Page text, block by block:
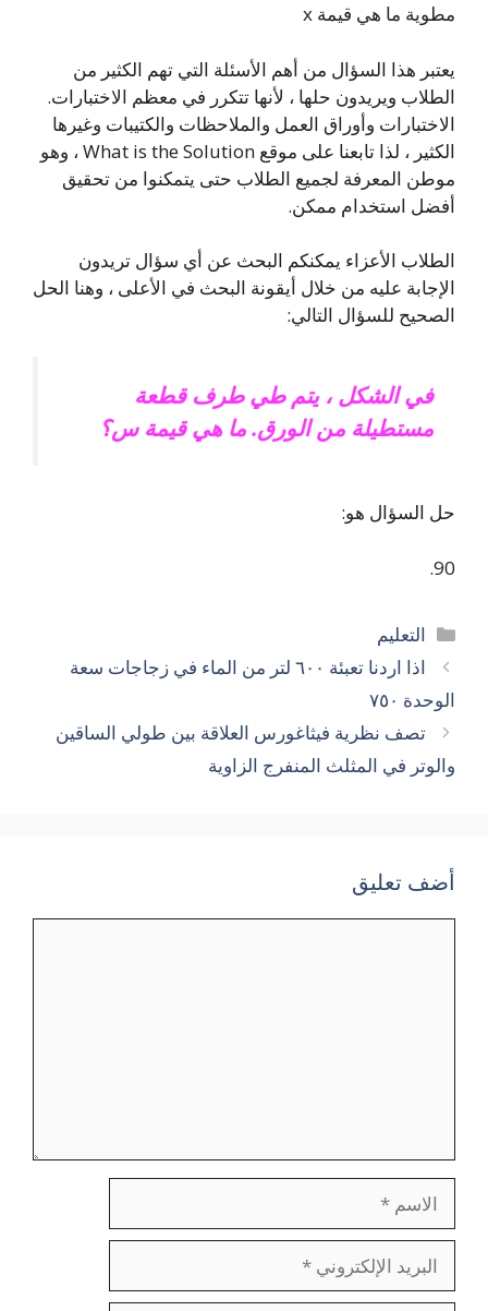
مطوية ما هي قيمة x
يعتبر هذا السؤال من أهم الأسئلة التي تهم الكثير من
الطلاب ويريدون حلها ، لأنها تتكرر في معظم الاختبارات.
الاختبارات وأوراق العمل والملاحظات والكتيبات وغيرها
الكثير ، لذا تابعنا على موقع What is the Solution ، وهو
موطن المعرفة لجميع الطلاب حتى يتمكنوا من تحقيق
أفضل استخدام ممكن.
الطلاب الأعزاء يمكنكم البحث عن أي سؤال تريدون
الإجابة عليه من خلال أيقونة البحث في الأعلى ، وهنا الحل
الصحيح للسؤال التالي:
في الشكل ، يتم طي طرف قطعة
مستطيلة من الورق. ما هي قيمة س؟
حل السؤال هو:
90.
التصنيفات
التعليم
اذا اردنا تعبئة ٦٠٠ لتر من الماء في زجاجات سعة
الوحدة ٧٥٠
تصف نظرية فيثاغورس العلاقة بين طولي الساقين
والوتر في المثلث المنفرج الزاوية
أضف تعليق
الإلكتروني